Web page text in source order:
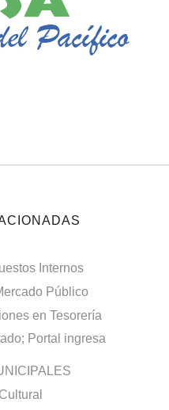
Internos
Público
en Tesorería
Portal ingresa